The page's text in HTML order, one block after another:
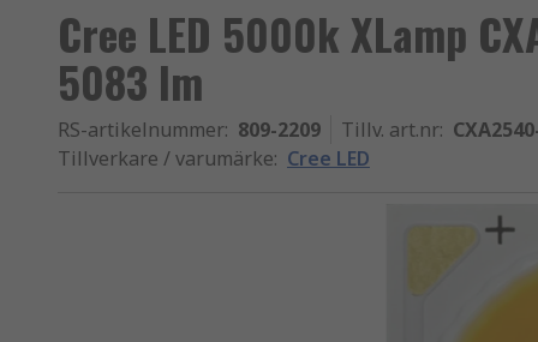
Cree LED 5000k XLamp
5083 lm
RS-artikelnummer: 809-2209 Tillv. art.nr:
Tillverkare / varumärke: Cree LED